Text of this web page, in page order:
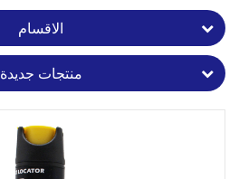
الاقسام
منتجات جديدة